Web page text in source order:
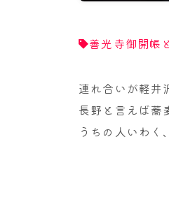
善光寺御開帳
連れ合いが軽井
長野と言えば蕎
うちの人いわく